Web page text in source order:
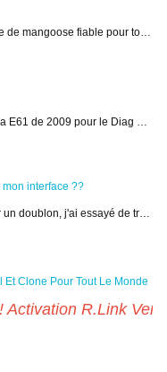
fiable pour toyota/lexus ?
pour le Diag et codage programmation
interface ??
de trouver la réponse à ma question mais en vain...
Clone Pour Tout Le Monde
Activation R.Link